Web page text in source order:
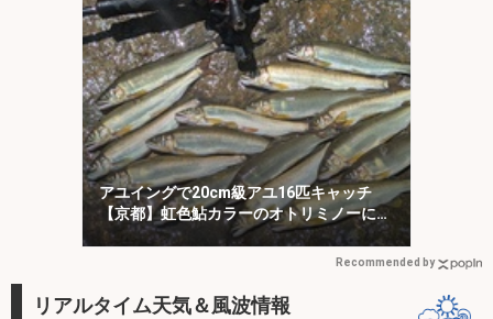
アユイングで20cm級アユ16匹キャッチ
【京都】虹色鮎カラーのオトリミノーにヒ
ット集中！
Recommended by
リアルタイム天気＆風波情報